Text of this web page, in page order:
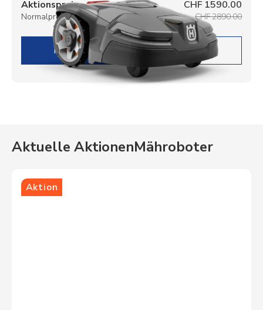
Aktionspreis CHF 1590.00
Normalpreis CHF 2890.00
DETAILS
Aktuelle AktionenMähroboter
Aktion